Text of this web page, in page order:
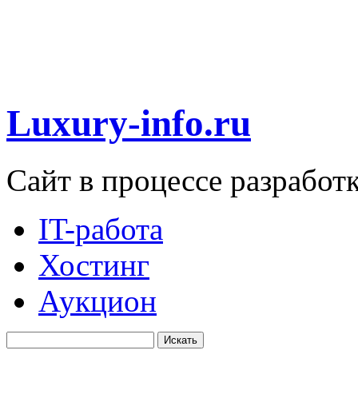
Luxury-info.ru
Сайт в процессе
IT-работа
Хостинг
Аукцион